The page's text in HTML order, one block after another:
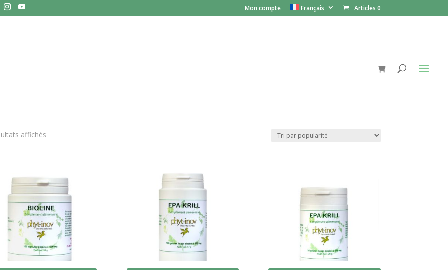
Mon compte Français Articles 0
affichésTrié